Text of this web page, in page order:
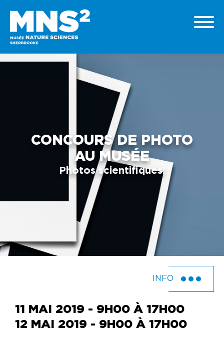
CONCOURS DE PHOTO
AU MUSÉE
Photos scientifiques!
INFO
11 MAI 2019 - 9H00 À 17H00
12 MAI 2019 - 9H00 À 17H00